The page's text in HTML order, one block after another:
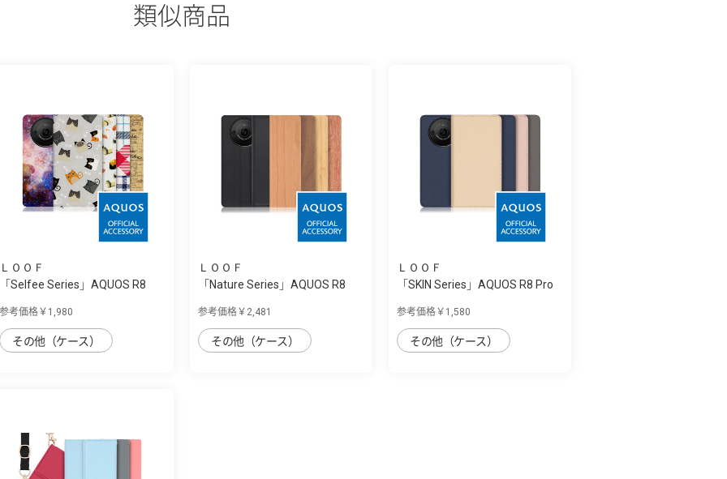
類似商品
ＬＯＯＦ
「Selfee Series」AQUOS R8
参考価格￥1,980
その他（ケース）
ＬＯＯＦ
「Nature Series」AQUOS R8
参考価格￥2,481
その他（ケース）
ＬＯＯＦ
「SKIN Series」AQUOS R8 Pro
参考価格￥1,580
その他（ケース）